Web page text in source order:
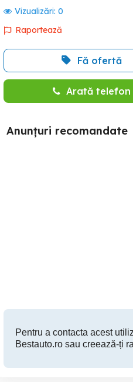
Vizualizări: 0
Raportează
Fă ofertă
Arată telefon
Anunțuri recomandate
Pentru a contacta acest
Bestauto.ro sau creează-ți